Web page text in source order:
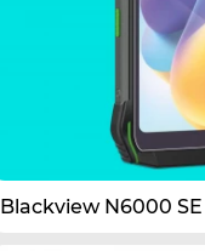
Blackview N6000 SE